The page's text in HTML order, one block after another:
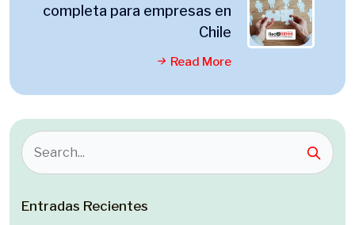
completa para empresas en
Chile
Read More
Entradas Recientes